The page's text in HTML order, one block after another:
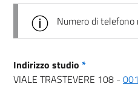
Numero di telefono
Indirizzo studio *
VIALE TRASTEVERE 108 -